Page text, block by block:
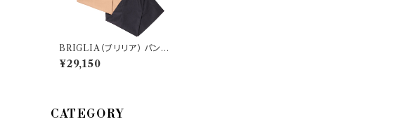
BRIGLIA（ブリリア） パンツ
PORTOBELLOS 29712
¥29,150
CATEGORY